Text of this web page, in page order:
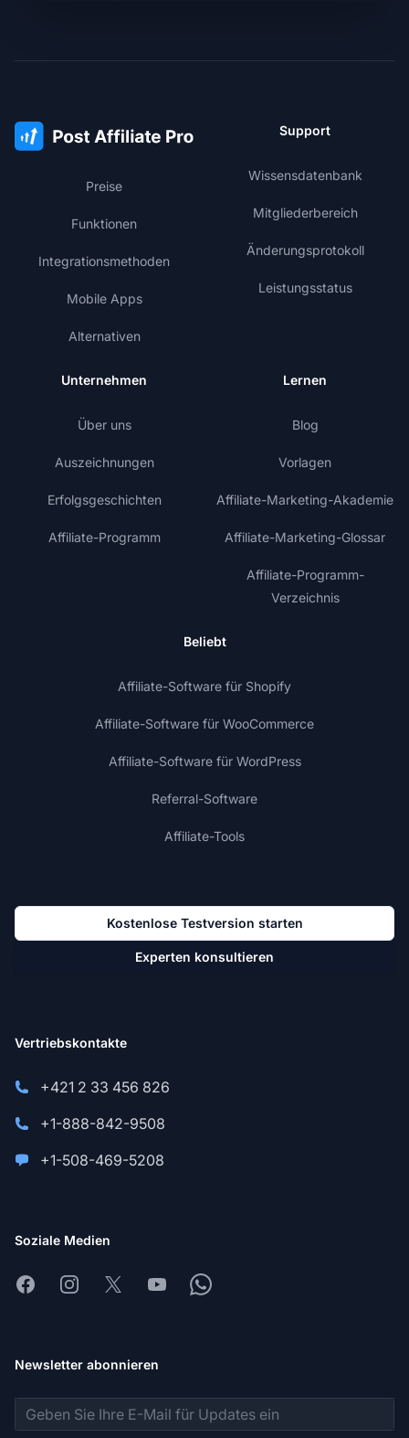
Preise
Funktionen
Integrationsmethoden
Mobile Apps
Alternativen
Support
Wissensdatenbank
Mitgliederbereich
Änderungsprotokoll
Leistungsstatus
Unternehmen
Über uns
Auszeichnungen
Erfolgsgeschichten
Affiliate-Programm
Lernen
Blog
Vorlagen
Affiliate-Marketing-Akademie
Affiliate-Marketing-Glossar
Affiliate-Programm-
Verzeichnis
Beliebt
Affiliate-Software für Shopify
Affiliate-Software für WooCommerce
Affiliate-Software für WordPress
Referral-Software
Affiliate-Tools
Kostenlose Testversion starten
Experten konsultieren
Vertriebskontakte
+421 2 33 456 826
+1-888-842-9508
+1-508-469-5208
Soziale Medien
FacebookInstagram
X YoutubeWhatsapp
Newsletter abonnieren
E-Mail-Adresse